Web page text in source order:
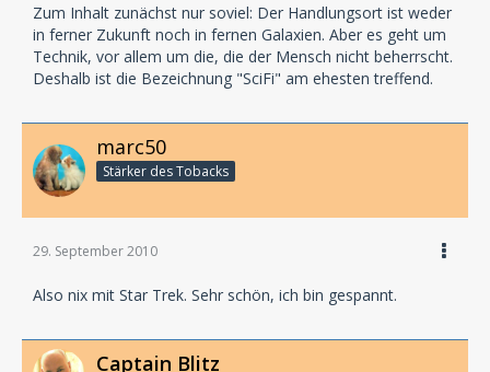
Zum Inhalt zunächst nur soviel: Der Handlungsort ist weder
in ferner Zukunft noch in fernen Galaxien. Aber es geht um
Technik, vor allem um die, die der Mensch nicht beherrscht.
Deshalb ist die Bezeichnung "SciFi" am ehesten treffend.
marc50
Stärker des Tobacks
29. September 2010
Also nix mit Star Trek. Sehr schön, ich bin gespannt.
Captain Blitz